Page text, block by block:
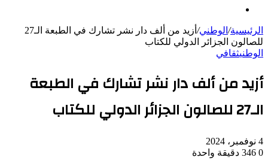
الرئيسية/ الوطني/
أزيد من ألف دار نشر تشارك في الطبعة الـ27
للصالون الجزائر الدولي للكتاب
الوطنيثقافي
أزيد من ألف دار نشر تشارك في الطبعة
الـ27 للصالون الجزائر الدولي للكتاب
4 نوفمبر، 2024
0
دقيقة واحدة